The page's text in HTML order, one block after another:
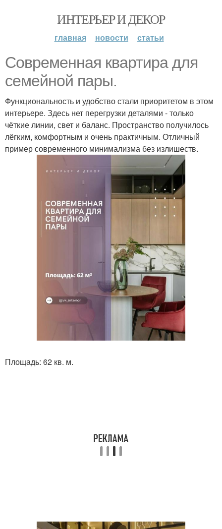
ИНТЕРЬЕР И ДЕКОР
главная новости статьи
Современная квартира для
семейной пары.
Функциональность и удобство стали приоритетом в этом
интерьере. Здесь нет перегрузки деталями - только
чёткие линии, свет и баланс. Пространство получилось
лёгким, комфортным и очень практичным. Отличный
пример современного минимализма без излишеств.
Площадь: 62 кв. м.